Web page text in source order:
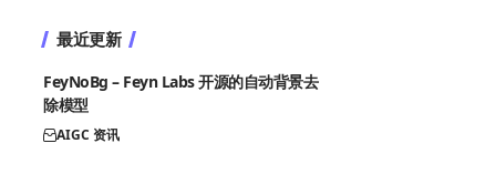
最近更新
FeyNoBg – Feyn Labs 开源的自动背景去
除模型
AIGC 资讯